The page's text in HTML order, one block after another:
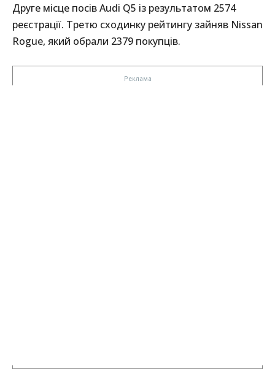
Друге місце посів Audi Q5 із результатом 2574
реєстрації. Третю сходинку рейтингу зайняв Nissan
Rogue, який обрали 2379 покупців.